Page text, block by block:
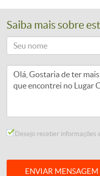
Saiba mais sobre
Desejo receber informações
ENVIAR MENSAGEM